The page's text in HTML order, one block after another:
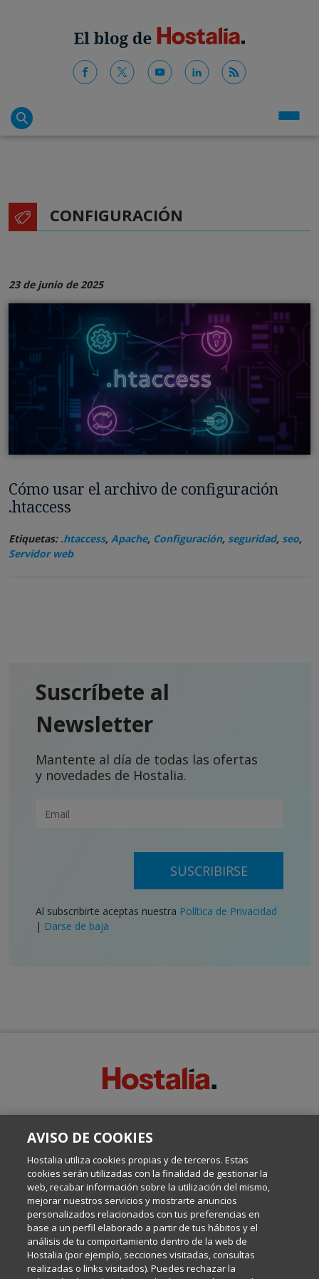
CONFIGURACIÓN
23 de junio de 2025
Cómo usar el archivo de configuración
.htaccess
Etiquetas: .htaccess, Apache, Configuración, seguridad, seo,
Servidor web
Suscríbete al
Newsletter
Mantente al día de todas las ofertas
y novedades de Hostalia.
SUSCRIBIRSE
Al subscribirte aceptas nuestra Política de Privacidad
| Darse de baja
Escrito por el equipo de Comunicación de Hostalia, dirigido por
Internet y Tecnología.
Política de privacidad
Política de cookies
AVISO DE COOKIES
Hostalia utiliza cookies propias y de terceros. Estas
cookies serán utilizadas con la finalidad de gestionar la
web, recabar información sobre la utilización del mismo,
mejorar nuestros servicios y mostrarte anuncios
personalizados relacionados con tus preferencias en
base a un perfil elaborado a partir de tus hábitos y el
análisis de tu comportamiento dentro de la web de
Hostalia (por ejemplo, secciones visitadas, consultas
realizadas o links visitados). Puedes rechazar la